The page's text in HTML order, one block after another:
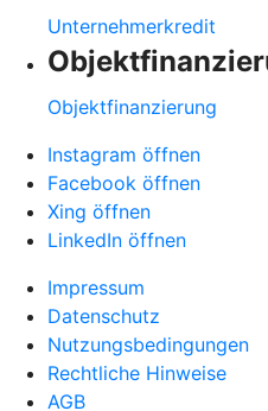
Unternehmerkredit
Objektfinanzierung
Instagram öffnen
Facebook öffnen
Xing öffnen
LinkedIn öffnen
Impressum
Datenschutz
Nutzungsbedingungen
Rechtliche Hinweise
AGB